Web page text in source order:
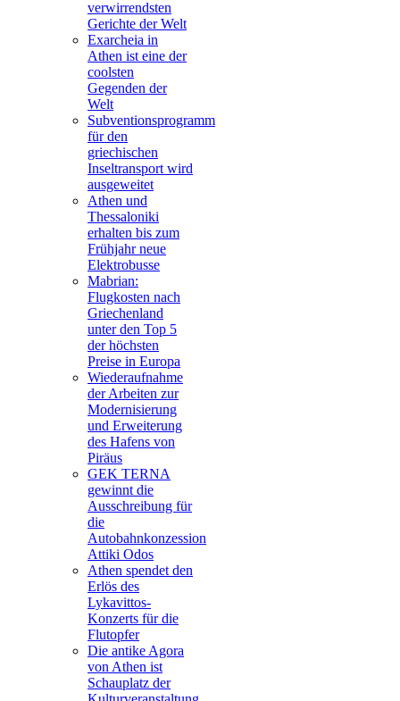
verwirrendsten
Gerichte der Welt
Exarcheia in
Athen ist eine der
coolsten
Gegenden der
Welt
Subventionsprogramm
für den
griechischen
Inseltransport wird
ausgeweitet
Athen und
Thessaloniki
erhalten bis zum
Frühjahr neue
Elektrobusse
Mabrian:
Flugkosten nach
Griechenland
unter den Top 5
der höchsten
Preise in Europa
Wiederaufnahme
der Arbeiten zur
Modernisierung
und Erweiterung
des Hafens von
Piräus
GEK TERNA
gewinnt die
Ausschreibung für
die
Autobahnkonzession
Attiki Odos
Athen spendet den
Erlös des
Lykavittos-
Konzerts für die
Flutopfer
Die antike Agora
von Athen ist
Schauplatz der